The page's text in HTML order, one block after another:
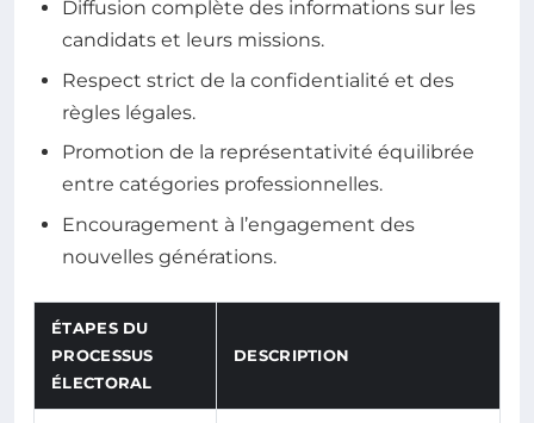
Diffusion complète des informations sur les
candidats et leurs missions.
Respect strict de la confidentialité et des
règles légales.
Promotion de la représentativité équilibrée
entre catégories professionnelles.
Encouragement à l’engagement des
nouvelles générations.
ÉTAPES DU
PROCESSUS
ÉLECTORAL
DESCRIPTION